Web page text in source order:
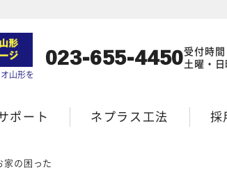
山形を
023-655-4450受付時
土曜・
ポート ネプラス工法 採
家の困った